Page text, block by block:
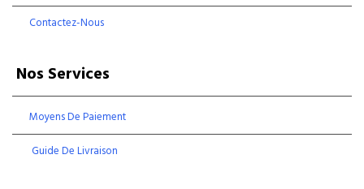
Contactez-Nous
Nos Services
Moyens De Paiement
Guide De Livraison